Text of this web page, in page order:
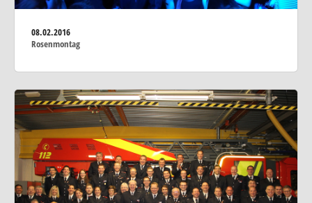
08.02.2016
Rosenmontag